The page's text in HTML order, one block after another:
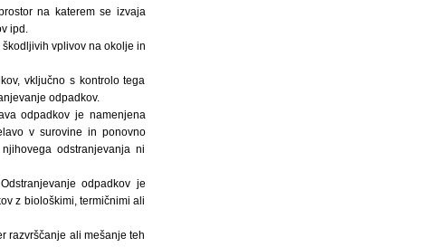
na katerem se izvaja
ipd.
vplivov na okolje in
vključno s kontrolo tega
odpadkov.
odpadkov je namenjena
v surovine in ponovno
odstranjevanja ni
odpadkov je
z biološkimi, termičnimi ali
razvrščanje ali mešanje teh